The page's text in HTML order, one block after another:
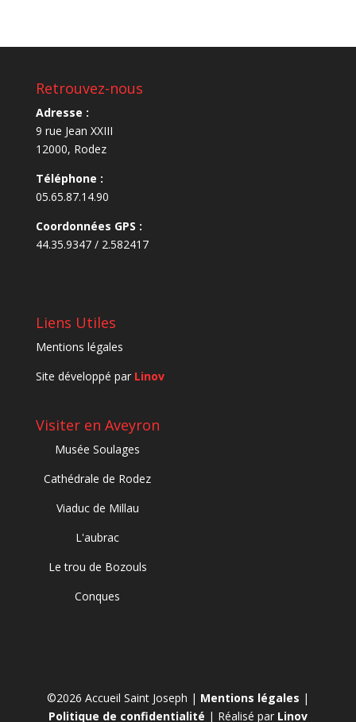
Retrouvez-nous
Adresse :
9 rue Jean XXIII
12000, Rodez
Téléphone :
05.65.87.14.90
Coordonnées GPS :
44.35.9347 / 2.582417
Liens Utiles
Mentions légales
Site développé par Linov
Visiter en Aveyron
Musée Soulages
Cathédrale de Rodez
Viaduc de Millau
L'aubrac
Le trou de Bozouls
Conques
©2026 Accueil Saint Joseph | Mentions légales |
Politique de confidentialité | Réalisé par Linov